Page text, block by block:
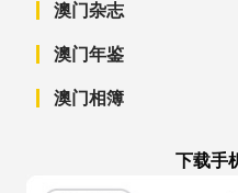
澳门杂志
澳门年鉴
澳门相簿
下载手